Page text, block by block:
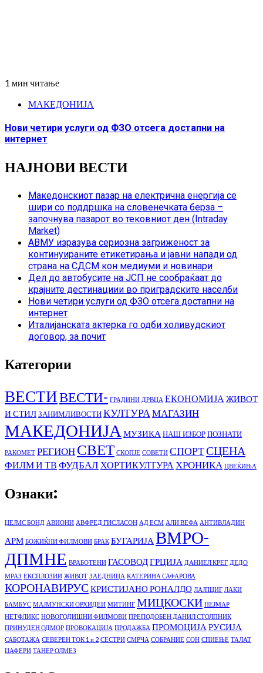
1 мин читање
МАКЕДОНИЈА
Нови четири услуги од ФЗО отсега достапни на
интернет
НАЈНОВИ ВЕСТИ
Македонскиот пазар на електрична енергија се
шири со поддршка на словенечката берза –
започнува пазарот во тековниот ден (Intraday
Market)
АВМУ изразува сериозна загриженост за
континуираните етикетирања и јавни напади од
страна на СДСМ кон медиуми и новинари
Дел до автобусите на ЈСП не сообраќаат до
крајните дестинациии во приградските населби
Нови четири услуги од ФЗО отсега достапни на
интернет
Италијанската актерка го одби холивудскиот
договор, за почит
Категории
ВЕСТИВЕСТИ- ГРАДИНИ ДРВЦА ЕКОНОМИЈА ЖИВОТ
И СТИЛЗАНИМЛИВОСТИКУЛТУРА МАГАЗИН
МАКЕДОНИЈА МУЗИКА НАШ ИЗБОРПОЗНАТИ
РАКОМЕТ РЕГИОНСВЕТ СКОПЈЕ СОВЕТИ СПОРТСЦЕНА
ФИЛМ И ТВ ФУДБАЛ ХОРТИКУЛТУРА ХРОНИКА ЦВЕЌИЊА
Ознаки:
ЏЕЈМС БОНД АВИОНИ АВФРЕД ГИСЛАСОН АД ЕСМ АЛИ ВЕФА АНТИВЛАДИН
АРМ БОЖИЌНИ ФИЛМОВИ БРАК БУГАРИЈА ВМРО-
ДПМНЕ ВРАБОТЕНИ ГАСОВОДГРЦИЈА ДАНИЕЛ КРЕГ ДЕДО
МРАЗ ЕКСПЛОЗИИ ЖИВОТ ЗАЕДНИЦА КАТЕРИНА САФАРОВА
КОРОНАВИРУСКРИСТИЈАНО РОНАЛДО ЛАЈПЦИГ ЛАКИ
БАМБУС МАЈМУНСКИ ОРХИДЕИ МИТИНГ МИЦКОСКИ НЕЈМАР
НЕТФЛИКС НОВОГОДИШНИ ФИЛМОВИ ПРЕПОДОБЕН ДАНИЛ СТОЛПНИК
ПРИНУДЕН ОДМОР ПРОВОКАЦИЈА ПРОДАЖБА ПРОМОЦИЈА РУСИЈА
САБОТАЖА СЕВЕРЕН ТОК 1 и 2 СЕСТРИ СМРЧА СОБРАНИЕ СОН СПИЕЊЕ ТАЛАТ
ЏАФЕРИ ТАНЕР ОЛМЕЗ